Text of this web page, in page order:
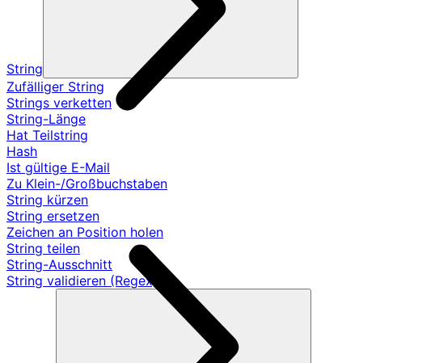
String
Zufälliger String
Strings verketten
String-Länge
Hat Teilstring
Hash
Ist gültige E-Mail
Zu Klein-/Großbuchstaben
String kürzen
String ersetzen
Zeichen an Position holen
String teilen
String-Ausschnitt
String validieren (Regex)